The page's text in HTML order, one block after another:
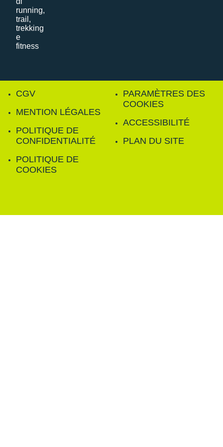
CGV
MENTION LÉGALES
POLITIQUE DE
CONFIDENTIALITÉ
POLITIQUE DE
COOKIES
PARAMÈTRES DES
COOKIES
ACCESSIBILITÉ
PLAN DU SITE